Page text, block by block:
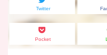
Twitter
Pocket